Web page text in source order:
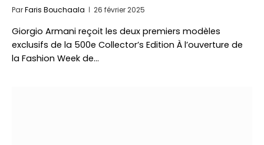
ParFaris Bouchaala 26 février 2025
Giorgio Armani reçoit les deux premiers modèles
exclusifs de la 500e Collector’s Edition À l’ouverture de
la Fashion Week de…